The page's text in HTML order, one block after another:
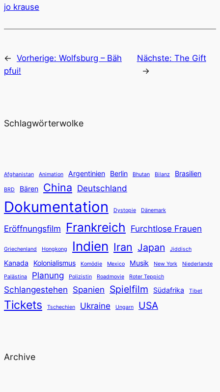
jo krause
← Vorherige: Wolfsburg – Bäh
pfui!
Nächste: The Gift
→
Schlagwörterwolke
Afghanistan Animation Argentinien Berlin Bhutan Bilanz Brasilien
BRD Bären China Deutschland
Dokumentation Dystopie Dänemark
Eröffnungsfilm Frankreich Furchtlose Frauen
Griechenland Hongkong Indien Iran Japan Jiddisch
Kanada Kolonialismus Komödie Mexico Musik New York
Niederlande
Palästina
Planung Polizistin Roadmovie Roter Teppich
Schlangestehen Spanien Spielfilm Südafrika Tibet
Tickets Tschechien Ukraine Ungarn USA
Archive